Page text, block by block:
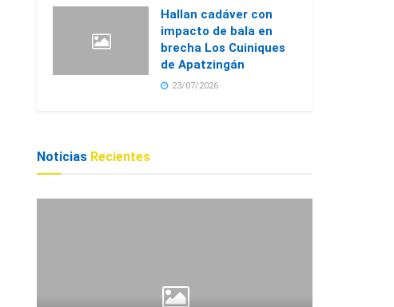
Hallan cadáver con
impacto de bala en
brecha Los Cuiniques
de Apatzingán
23/07/2026
Noticias Recientes